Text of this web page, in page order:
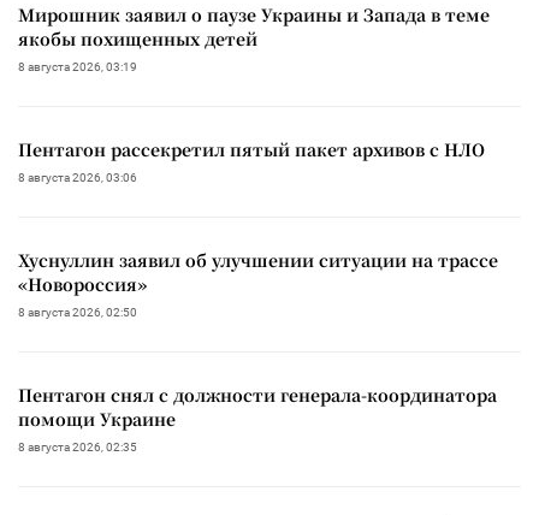
Мирошник заявил о паузе Украины и Запада в теме
якобы похищенных детей
8 августа 2026, 03:19
Пентагон рассекретил пятый пакет архивов с НЛО
8 августа 2026, 03:06
Хуснуллин заявил об улучшении ситуации на трассе
«Новороссия»
8 августа 2026, 02:50
Пентагон снял с должности генерала-координатора
помощи Украине
8 августа 2026, 02:35